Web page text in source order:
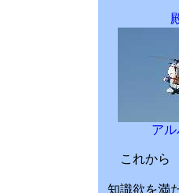
アル
これから
知識欲を満